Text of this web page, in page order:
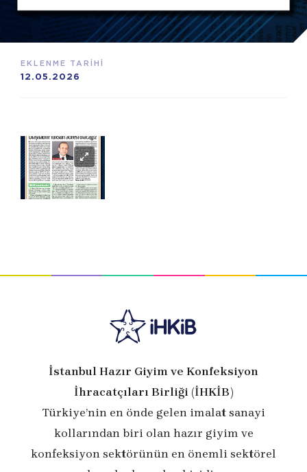
EKLENME TARİHİ
12.05.2026
İstanbul Hazır Giyim ve Konfeksiyon
İhracatçıları Birliği (İHKİB)
Türkiye’nin en önde gelen imalat sanayi
kollarından biri olan hazır giyim ve
konfeksiyon sektörünün en önemli sektörel